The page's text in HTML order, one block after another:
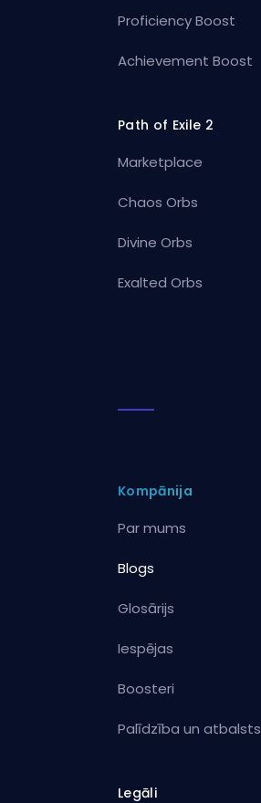
Proficiency Boost
Achievement Boost
Path of Exile 2
Marketplace
Chaos Orbs
Divine Orbs
Exalted Orbs
Kompānija
Par mums
Blogs
Glosārijs
Iespējas
Boosteri
Palīdzība un atbalsts
Legāli